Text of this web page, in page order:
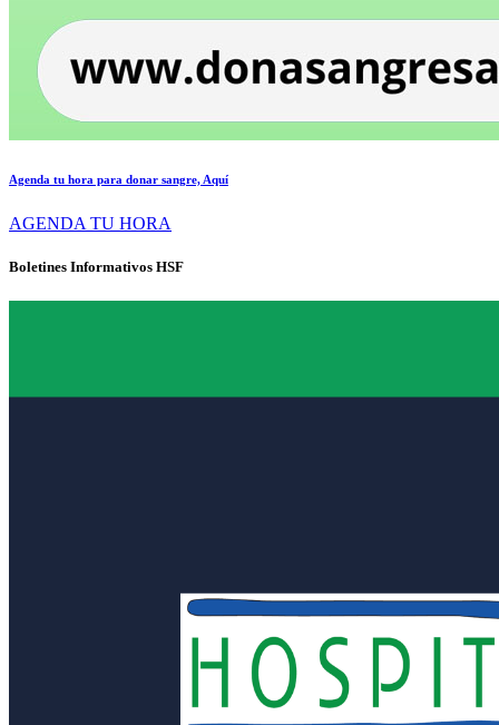
Agenda tu hora para donar sangre, Aquí
AGENDA TU HORA
Boletines Informativos HSF